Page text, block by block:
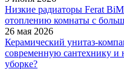
Низкие радиаторы Ferat
отоплению комнаты с
26 мая 2026
Керамический унитаз-
современную сантехнику и
уборке?